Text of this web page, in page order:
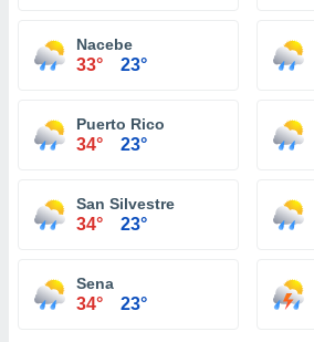
Nacebe
33° 23°
Puerto Rico
34° 23°
San Silvestre
34° 23°
Sena
34° 23°